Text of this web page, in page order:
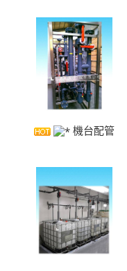
機台配管